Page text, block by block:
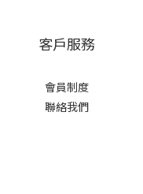
客戶服務
會員制度
聯絡我們